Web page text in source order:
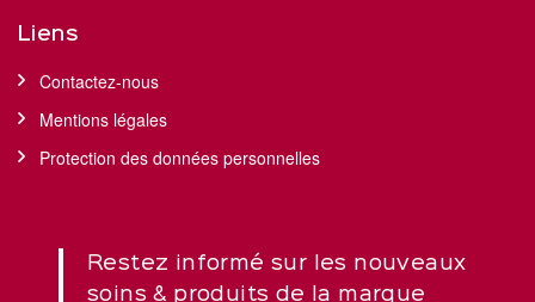
Liens
Contactez-nous
Mentions légales
Protection des données personnelles
Restez informé sur les nouveaux
soins & produits de la marque